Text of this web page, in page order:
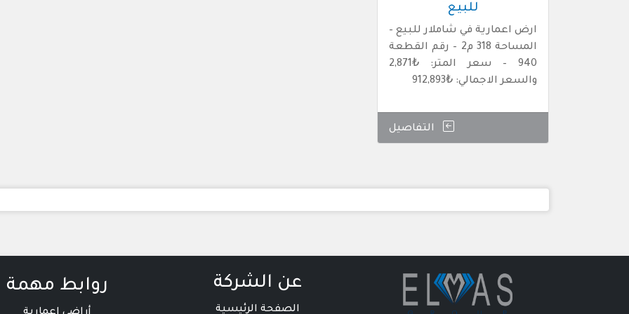
للبيع
ارض اعمارية في شاملار للبيع –
المساحة 318 م2 – رقم القطعة
940 – سعر المتر: ₺2,871
والسعر الاجمالي: ₺912,893
التفاصيل
عن الشركة
الصفحة الرئيسية
روابط مهمة